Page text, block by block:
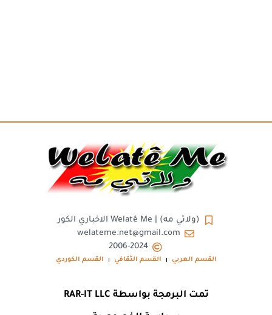
(ولاتي مه) | Welatê Me الاخباري الكور
welateme.net@gmail.com
2006-2024
القسم العربي القسم الثقافي القسم الكوردي
تمت البرمجة بواسطة RAR-IT LLC